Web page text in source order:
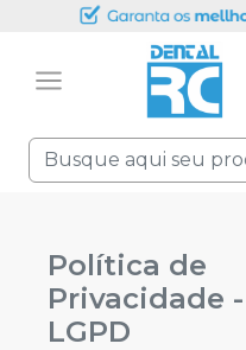
Política de
Privacidade -
LGPD